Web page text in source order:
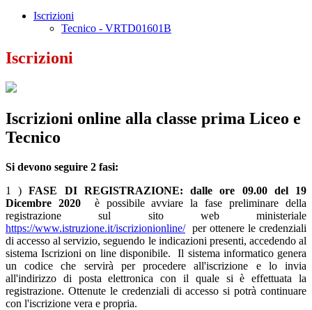
Iscrizioni
Tecnico - VRTD01601B
Iscrizioni
Iscrizioni online alla classe prima Liceo e
Tecnico
Si devono seguire 2 fasi:
1 )FASE DI REGISTRAZIONE:
dalle ore 09.00 del 19
Dicembre 2020è possibile avviare la fase preliminare della
registrazione sul sito web ministeriale
https://www.istruzione.it/iscrizionionline/per ottenere le credenziali
di accesso al servizio, seguendo le indicazioni presenti, accedendo al
sistema Iscrizioni on line disponibile. Il sistema informatico genera
un codice che servirà per procedere all'iscrizione e lo invia
all'indirizzo di posta elettronica con il quale si è effettuata la
registrazione. Ottenute le credenziali di accesso si potrà continuare
con l'iscrizione vera e propria.